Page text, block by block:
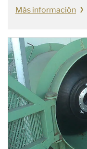
Más información